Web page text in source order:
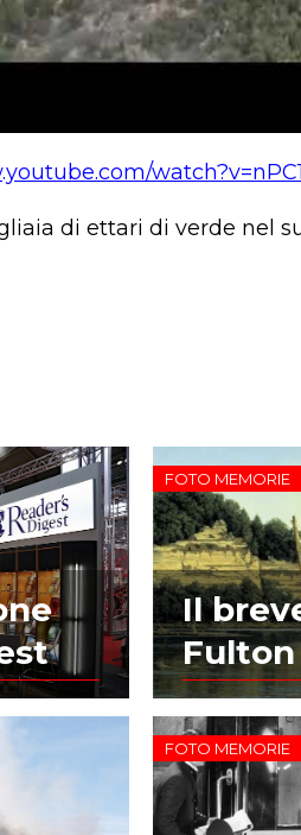
di ettari di verde nel
FOTO MEMORIE
Il
Fulton
FOTO MEMORIE